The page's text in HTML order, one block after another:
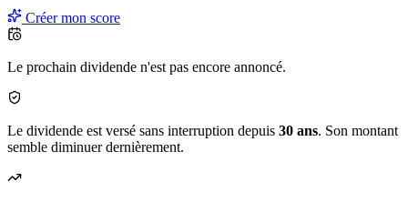
Créer mon score
Le prochain dividende n'est pas encore annoncé.
Le dividende est versé sans interruption depuis 30 ans. Son montant
semble diminuer dernièrement.